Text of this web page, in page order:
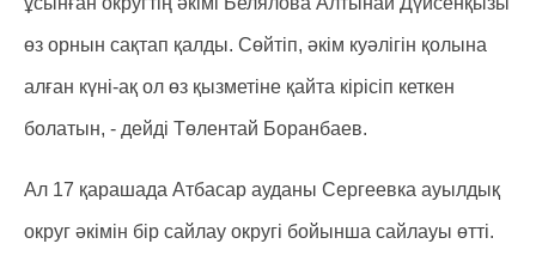
өз орнын сақтап қалды. Сөйтіп, әкім куәлігін қолына
алған күні-ақ ол өз қызметіне қайта кірісіп кеткен
болатын, - дейді Төлентай Боранбаев.
Ал 17 қарашада Атбасар ауданы Сергеевка ауылдық
округ әкімін бір сайлау округі бойынша сайлауы өтті.